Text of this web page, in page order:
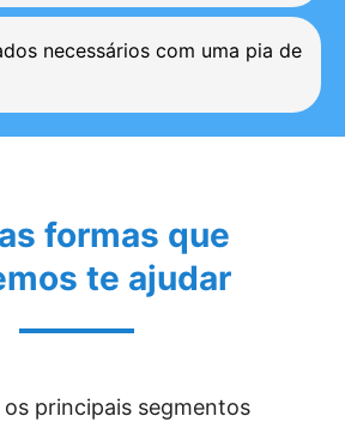
necessários com uma pia de
formas que
te ajudar
os principais segmentos